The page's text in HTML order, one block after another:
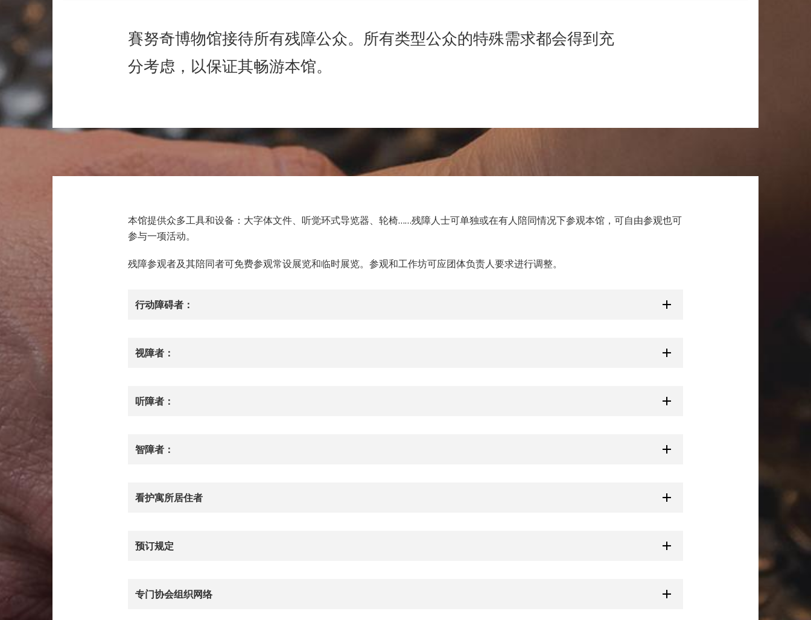
賽努奇博物馆接待所有残障公众。所有类型公众的特殊需求都会得到充
分考虑，以保证其畅游本馆。
本馆提供众多工具和设备：大字体文件、听觉环式导览器、轮椅……残障人士可单独或在有人陪同情况下参观本馆，可自由参观也可
参与一项活动。
残障参观者及其陪同者可免费参观常设展览和临时展览。参观和工作坊可应团体负责人要求进行调整。
行动障碍者：
视障者：
听障者：
智障者：
看护寓所居住者
预订规定
专门协会组织网络